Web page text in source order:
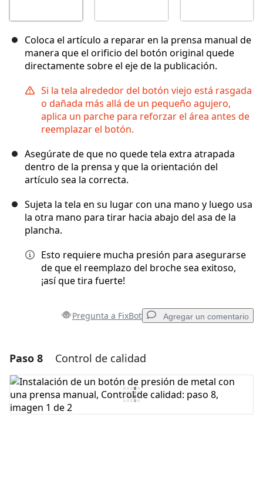
Coloca el artículo a reparar en la prensa manual de
manera que el orificio del botón original quede
directamente sobre el eje de la publicación.
Si la tela alrededor del botón viejo está rasgada
o dañada más allá de un pequeño agujero,
aplica un parche para reforzar el área antes de
reemplazar el botón.
Asegúrate de que no quede tela extra atrapada
dentro de la prensa y que la orientación del
artículo sea la correcta.
Sujeta la tela en su lugar con una mano y luego usa
la otra mano para tirar hacia abajo del asa de la
plancha.
Esto requiere mucha presión para asegurarse
de que el reemplazo del broche sea exitoso,
¡así que tira fuerte!
Pregunta a FixBot Agregar un comentario
Agregar un comentario
Agregar Comentario
Paso 8 Control de calidad